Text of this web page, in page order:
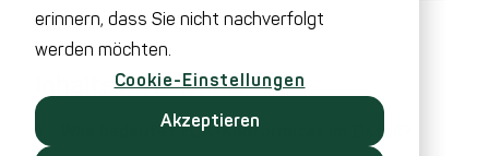
erinnern, dass Sie nicht nachverfolgt
werden möchten.
Cookie-Einstellungen
Akzeptieren
Inhaltsverzeichnis
Was bedeutet FDA-Konformität im Detail?